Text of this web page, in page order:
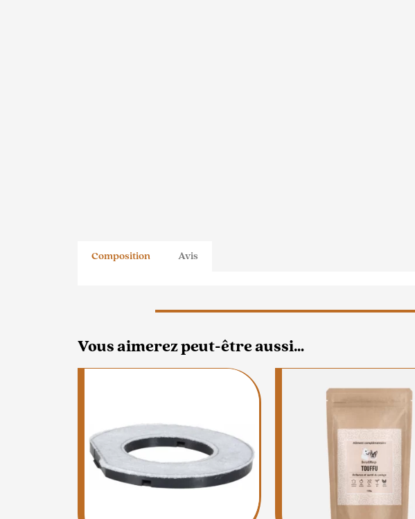
Composition Avis
Vous aimerez peut-être aussi…